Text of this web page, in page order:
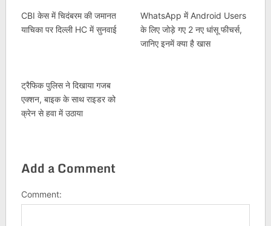
CBI केस में चिदंबरम की जमानत
याचिका पर दिल्ली HC में सुनवाई
WhatsApp में Android Users
के लिए जोड़े गए 2 नए धांसू फीचर्स,
जानिए इनमें क्या है खास
ट्रैफिक पुलिस ने दिखाया गजब
एक्शन, बाइक के साथ राइडर को
क्रेन से हवा में उठाया
Add a Comment
Comment: